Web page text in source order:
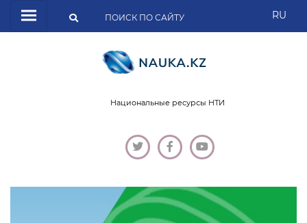
RU
Национальные ресурсы НТИ